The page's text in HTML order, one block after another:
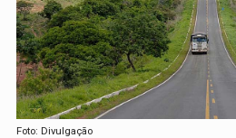
Foto: Divulgação